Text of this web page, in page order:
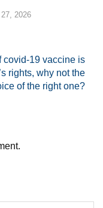
2026
covid-19 vaccine is
rights, why not the
of the right one?